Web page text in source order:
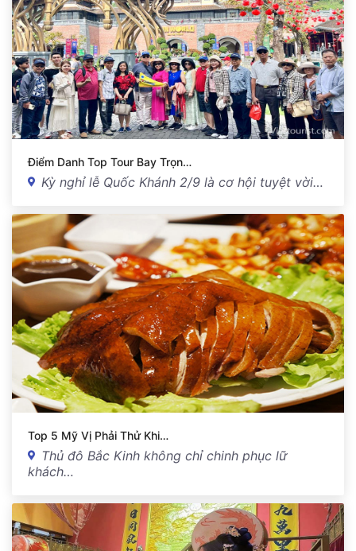
Điểm Danh Top Tour Bay Trọn…
Kỳ nghỉ lễ Quốc Khánh 2/9 là cơ hội tuyệt vời…
Top 5 Mỹ Vị Phải Thử Khi…
Thủ đô Bắc Kinh không chỉ chinh phục lữ
khách…